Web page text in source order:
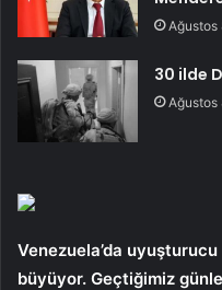
Ağustos
30 ilde
Ağustos
Venezuela’da
büyüyor. Geçtiğimiz